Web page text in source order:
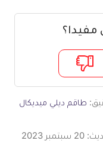
مفيدا؟
طاقم ديلي ميديكال
20 سبتمبر 2023